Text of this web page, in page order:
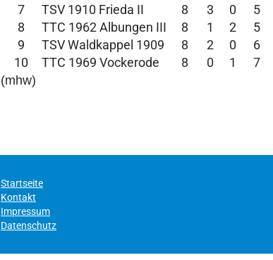
7
TSV 1910 Frieda II 8 3 0 5
8
TTC 1962 Albungen III 8 1 2 5
9
TSV Waldkappel 1909 8 2 0 6
10
TTC 1969 Vockerode 8 0 1 7
(mhw)
Startseite
Kontakt
Impressum
Datenschutz